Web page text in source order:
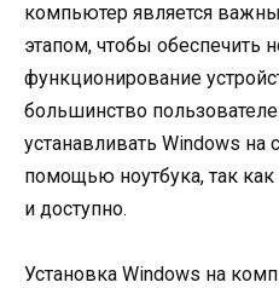
компьютер является
этапом, чтобы обеспечить
функционирование
большинство
устанавливать Windows на
помощью ноутбука, так
и доступно.
Установка Windows на